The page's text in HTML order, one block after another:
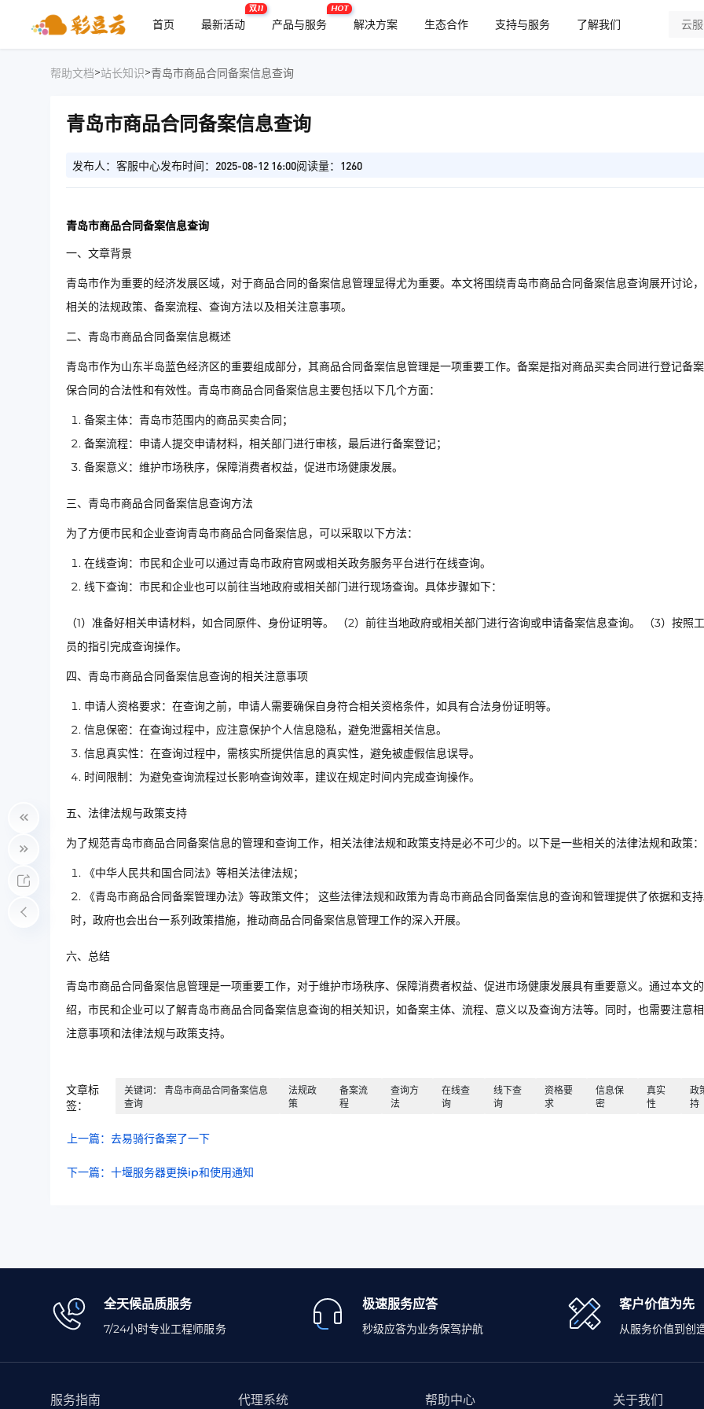
首页 最新活动
双11
产品与服务
HOT
解决方案 生态合作 支持与服务
了解我们
帮助文档>站长知识>青岛市商品合同备案信息查询
青岛市商品合同备案信息查询
发布人：客服中心发布时间：2025-08-12 16:00阅读量：1260
青岛市商品合同备案信息查询
一、文章背景
青岛市作为重要的经济发展区域，对于商品合同的备案信息管理显得尤为重要。本文将围绕青岛市商品合同备案信息查询展开讨论
相关的法规政策、备案流程、查询方法以及相关注意事项。
二、青岛市商品合同备案信息概述
青岛市作为山东半岛蓝色经济区的重要组成部分，其商品合同备案信息管理是一项重要工作。备案是指对商品买卖合同进行登记备
保合同的合法性和有效性。青岛市商品合同备案信息主要包括以下几个方面：
备案主体：青岛市范围内的商品买卖合同；
备案流程：申请人提交申请材料，相关部门进行审核，最后进行备案登记；
备案意义：维护市场秩序，保障消费者权益，促进市场健康发展。
三、青岛市商品合同备案信息查询方法
为了方便市民和企业查询青岛市商品合同备案信息，可以采取以下方法：
在线查询：市民和企业可以通过青岛市政府官网或相关政务服务平台进行在线查询。
线下查询：市民和企业也可以前往当地政府或相关部门进行现场查询。具体步骤如下：
（1）准备好相关申请材料，如合同原件、身份证明等。 （2）前往当地政府或相关部门进行咨询或申请备案信息查询。 （3）按照
员的指引完成查询操作。
四、青岛市商品合同备案信息查询的相关注意事项
申请人资格要求：在查询之前，申请人需要确保自身符合相关资格条件，如具有合法身份证明等。
信息保密：在查询过程中，应注意保护个人信息隐私，避免泄露相关信息。
信息真实性：在查询过程中，需核实所提供信息的真实性，避免被虚假信息误导。
时间限制：为避免查询流程过长影响查询效率，建议在规定时间内完成查询操作。
五、法律法规与政策支持
为了规范青岛市商品合同备案信息的管理和查询工作，相关法律法规和政策支持是必不可少的。以下是一些相关的法律法规和政策：
《中华人民共和国合同法》等相关法律法规；
《青岛市商品合同备案管理办法》等政策文件； 这些法律法规和政策为青岛市商品合同备案信息的查询和管理提供了依据和支
时，政府也会出台一系列政策措施，推动商品合同备案信息管理工作的深入开展。
六、总结
青岛市商品合同备案信息管理是一项重要工作，对于维护市场秩序、保障消费者权益、促进市场健康发展具有重要意义。通过本文
绍，市民和企业可以了解青岛市商品合同备案信息查询的相关知识，如备案主体、流程、意义以及查询方法等。同时，也需要注意
注意事项和法律法规与政策支持。
文章标
签：
关键词： 青岛市商品合同备案信息
查询
法规政
策
备案流
程
查询方
法
在线查
询
线下查
询
资格要
求
信息保
密
真实
性
政
持
上一篇：去易骑行备案了一下
下一篇：十堰服务器更换ip和使用通知
全天候品质服务
7/24小时专业工程师服务
极速服务应答
秒级应答为业务保驾护航
客户价值为先
从服务价值到创
服务指南 代理系统 帮助中心 关于我们